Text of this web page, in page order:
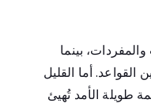
بينما
أما القليل
طويلة الأمد تُهيئ